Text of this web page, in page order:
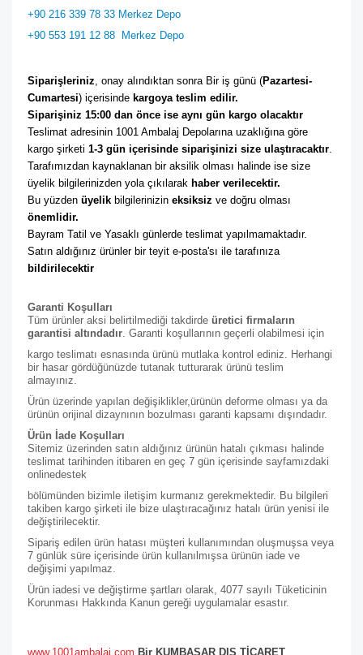
+90 216 339 78 33 Merkez Depo
+90 553 191 12 88 Merkez Depo
Siparişleriniz, onay alındıktan sonra Bir iş günü (Pazartesi-
Cumartesi) içerisinde kargoya teslim edilir.
Siparişiniz 15:00 dan önce ise aynı gün kargo olacaktır
Teslimat adresinin 1001 Ambalaj Depolarına uzaklığına göre
kargo şirketi 1-3 gün içerisinde siparişinizi size ulaştıracaktır.
Tarafımızdan kaynaklanan bir aksilik olması halinde ise size
üyelik bilgilerinizden yola çıkılarak haber verilecektir.
Bu yüzden üyelik bilgilerinizin eksiksiz
önemlidir.
Bayram Tatil ve Yasaklı günlerde teslimat yapılmamaktadır.
Satın aldığınız ürünler bir teyit e-posta'sı ile tarafınıza
bildirilecektir
Garanti Koşulları
Tüm ürünler aksi belirtilmediği takdirde üretici firmaların
garantisi altındadır. Garanti koşullarının geçerli olabilmesi için
kargo teslimatı esnasında ürünü mutlaka kontrol ediniz. Herhangi
bir hasar gördüğünüzde tutanak tutturarak ürünü teslim
almayınız.
Ürün üzerinde yapılan değişiklikler,ürünün deforme olması ya da
ürünün orijinal dizaynının bozulması garanti kapsamı dışındadır.
Ürün İade Koşulları
Sitemiz üzerinden satın aldığınız ürünün hatalı çıkması halinde
teslimat tarihinden itibaren en geç 7 gün içerisinde sayfamızdaki
onlinedestek
bölümünden bizimle iletişim kurmanız gerekmektedir. Bu bilgileri
takiben kargo şirketi ile bize ulaştıracağınız hatalı ürün yenisi ile
değiştirilecektir.
Sipariş edilen ürün hatası müşteri kullanımından oluşmuşsa veya
7 günlük süre içerisinde ürün kullanılmışsa ürünün iade ve
değişimi yapılmaz.
Ürün iadesi ve değiştirme şartları olarak, 4077 sayılı Tüketicinin
Korunması Hakkında Kanun gereği uygulamalar esastır.
www.1001ambalaj.com Bir KUMBASAR DIŞ TİCARET